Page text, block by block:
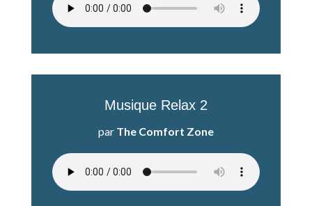
Musique Relax 2
par The Comfort Zone